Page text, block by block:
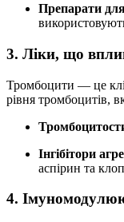
Препарати
3. Ліки, що
Тромбоцити — це
рівня тромбоцитів,
Інгібітори
аспірин та
4.